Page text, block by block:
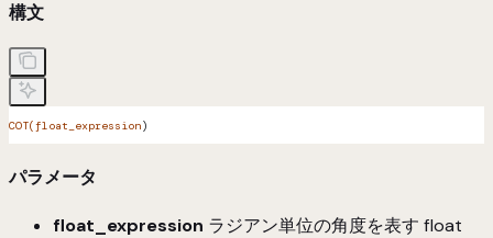
構文
COT(float_expression)
パラメータ
float_expression ラジアン単位の角度を表す float